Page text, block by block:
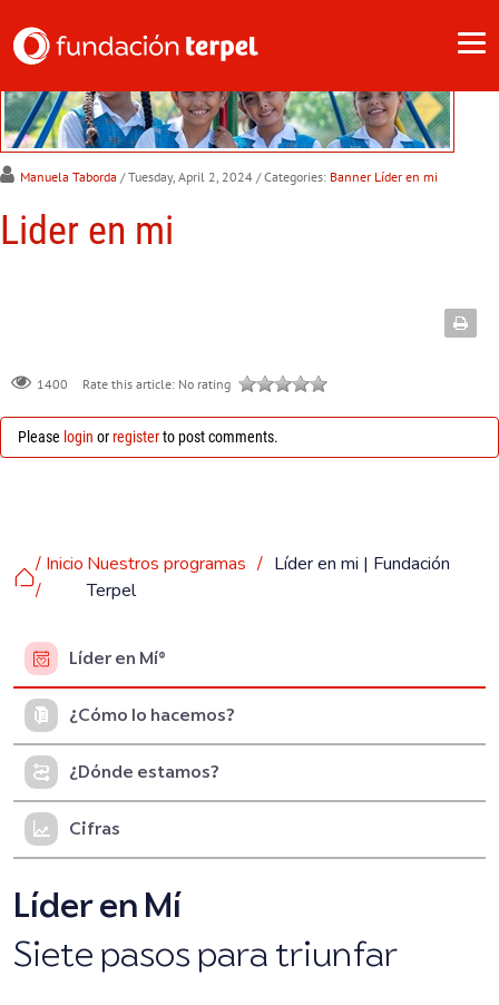
Manuela Taborda / Tuesday, April 2, 2024 / Categories: Banner Líder en mi
Lider en mi
1400 Rate this article: No rating
Please login orregisterto post comments.
/ Inicio
/
Nuestros programas / Líder en mi | Fundación
Terpel
Líder en Mí®
¿Cómo lo hacemos?
¿Dónde estamos?
Cifras
Líder en Mí
Siete pasos para triunfar